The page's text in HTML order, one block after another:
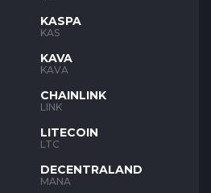
KASPA
KAS
KAVA
KAVA
CHAINLINK
LINK
LITECOIN
LTC
DECENTRALAND
MANA